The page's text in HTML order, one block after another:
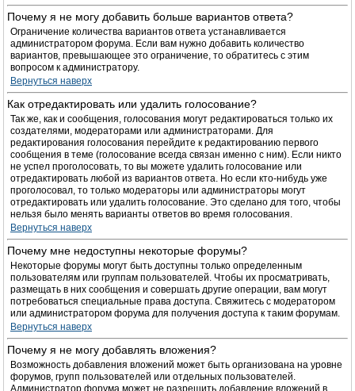
Почему я не могу добавить больше вариантов ответа?
Ограничение количества вариантов ответа устанавливается
администратором форума. Если вам нужно добавить количество
вариантов, превышающее это ограничение, то обратитесь с этим
вопросом к администратору.
Вернуться наверх
Как отредактировать или удалить голосование?
Так же, как и сообщения, голосования могут редактироваться только их
создателями, модераторами или администраторами. Для
редактирования голосования перейдите к редактированию первого
сообщения в теме (голосование всегда связан именно с ним). Если никто
не успел проголосовать, то вы можете удалить голосование или
отредактировать любой из вариантов ответа. Но если кто-нибудь уже
проголосовал, то только модераторы или администраторы могут
отредактировать или удалить голосование. Это сделано для того, чтобы
нельзя было менять варианты ответов во время голосования.
Вернуться наверх
Почему мне недоступны некоторые форумы?
Некоторые форумы могут быть доступны только определенным
пользователям или группам пользователей. Чтобы их просматривать,
размещать в них сообщения и совершать другие операции, вам могут
потребоваться специальные права доступа. Свяжитесь с модератором
или администратором форума для получения доступа к таким форумам.
Вернуться наверх
Почему я не могу добавлять вложения?
Возможность добавления вложений может быть организована на уровне
форумов, групп пользователей или отдельных пользователей.
Администратор форума может не разрешить добавление вложений в